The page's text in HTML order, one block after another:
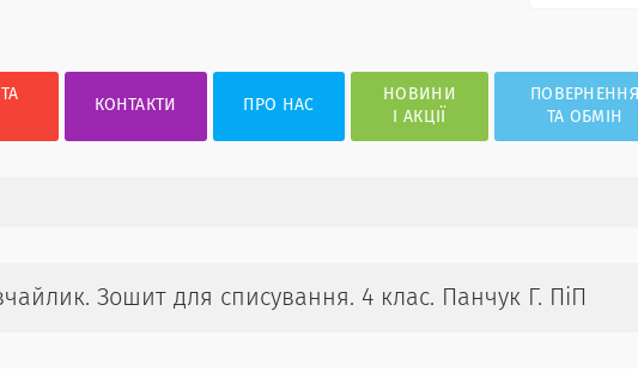
КОНТАКТИ ПРО НАС
НОВИНИ
І АКЦІЇ
ПОВЕРНЕННЯ
ТА ОБМІН
Зошит для списування. 4 клас. Панчук Г. ПіП